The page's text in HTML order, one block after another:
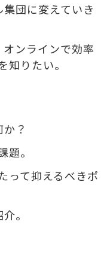
団に変えていき
ンラインで効率
りたい。
？
。
って抑えるべきポ
。